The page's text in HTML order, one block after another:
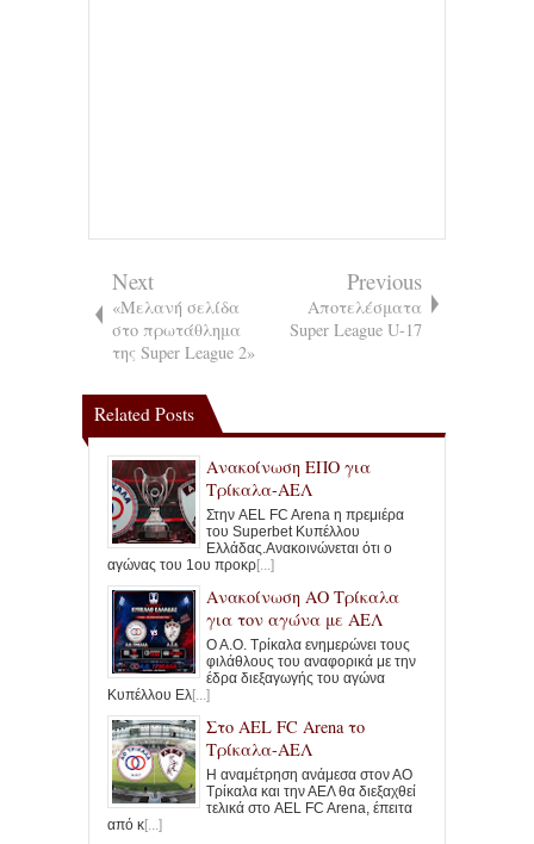
Next
«Μελανή σελίδα
στο πρωτάθλημα
της Super League 2»
Previous
Αποτελέσματα
Super League U-17
Related Posts
Ανακοίνωση ΕΠΟ για
Τρίκαλα-ΑΕΛ
Στην AEL FC Arena η πρεμιέρα
του Superbet Κυπέλλου
Ελλάδας.Ανακοινώνεται ότι ο
αγώνας του 1ου προκρ[...]
Ανακοίνωση ΑΟ Τρίκαλα
για τον αγώνα με ΑΕΛ
Ο Α.Ο. Τρίκαλα ενημερώνει τους
φιλάθλους του αναφορικά με την
έδρα διεξαγωγής του αγώνα
Κυπέλλου Ελ[...]
Στο ΑΕL FC Arena το
Τρίκαλα-ΑΕΛ
Η αναμέτρηση ανάμεσα στον ΑΟ
Τρίκαλα και την ΑΕΛ θα διεξαχθεί
τελικά στο AEL FC Arena, έπειτα
από κ[...]